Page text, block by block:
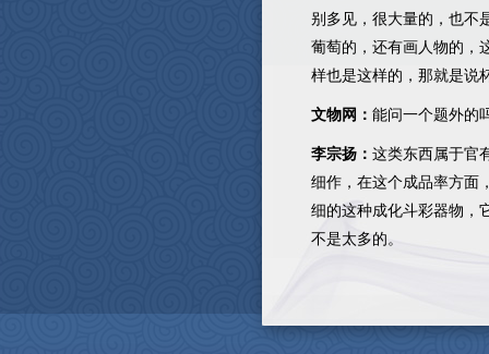
别多见，很大量的，也不
葡萄的，还有画人物的，
样也是这样的，那就是说
文物网： 能问一个题外的
李宗扬： 这类东西属于官
细作，在这个成品率方面
细的这种成化斗彩器物，
不是太多的。